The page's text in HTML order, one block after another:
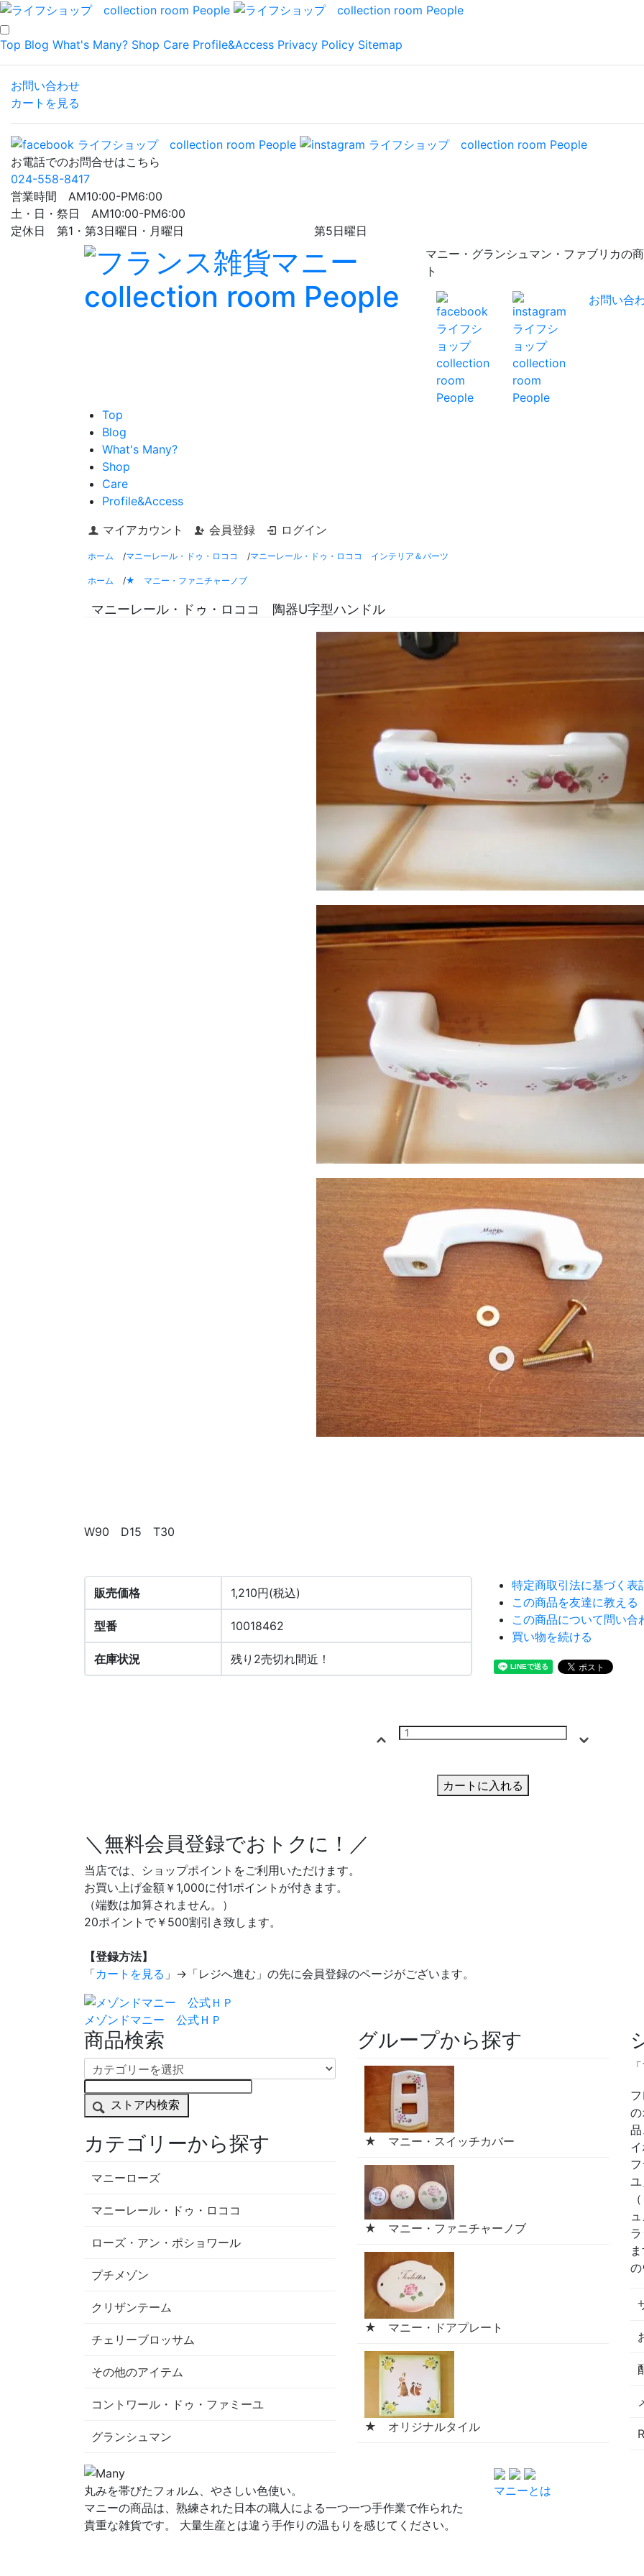
Top Blog What's Many? Shop Care Profile&Access Privacy Policy Sitemap
お問い合わせ
カートを見る
お電話でのお問合せはこちら
024-558-8417
営業時間 AM10:00-PM6:00
土・日・祭日 AM10:00-PM6:00
定休日 第1・第3日曜日・月曜日 第5日曜日
マニー・グランシュマン・ファブリカ
ト
お問い合
Top
Blog
What's Many?
Shop
Care
Profile&Access
マイアカウント
会員登録 ログイン
ホーム /マニーレール・ドゥ・ロココ /マニーレール・ドゥ・ロココ インテリア＆パーツ
ホーム /★ マニー・ファニチャーノブ
マニーレール・ドゥ・ロココ 陶器U字型ハンドル
W90 D15 T30
販売価格 1,210円(税込)
型番 10018462
在庫状況 残り2売切れ間近！
特定商取引法に基づく表
この商品を友達に教える
この商品について問い合
買い物を続ける
カートに入れる
＼無料会員登録でおトクに！／
当店では、ショップポイントをご利用いただけます。
お買い上げ金額￥1,000に付1ポイントが付きます。
（端数は加算されません。）
20ポイントで￥500割引き致します。
【登録方法】
「カートを見る 」→「レジへ進む」の先に会員登録のページがございます。
メゾンドマニー 公式ＨＰ
商品検索
ストア内検索
カテゴリーから探す
マニーローズ
マニーレール・ドゥ・ロココ
ローズ・アン・ポショワール
プチメゾン
クリザンテーム
チェリーブロッサム
その他のアイテム
コントワール・ドゥ・ファミーユ
グランシュマン
グループから探す
★ マニー・スイッチカバー
★ マニー・ファニチャーノブ
★ マニー・ドアプレート
★ オリジナルタイル
丸みを帯びたフォルム、やさしい色使い。
マニーの商品は、熟練された日本の職人による一つ一つ手作業で作られた
貴重な雑貨です。 大量生産とは違う手作りの温もりを感じてください。
マニーとは